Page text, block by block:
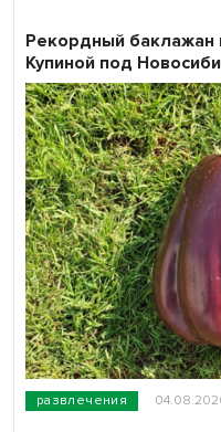
развлечения
Рекордный баклажан
Купиной под